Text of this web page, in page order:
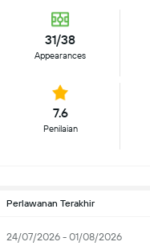
31/38
Appearances
7.6
Penilaian
Perlawanan Terakhir
24/07/2026 - 01/08/2026